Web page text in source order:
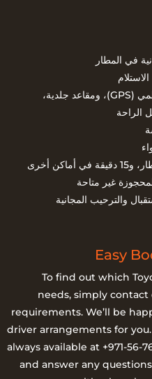
في المطار
مجهزة بنظام تحديد المواقع العالمي (GPS)، ومقاعد جلدية،
الراحة
غير متاحة
والترحيب المجانية
Easy
To find out which
needs, simply
requirements. We’ll be
driver arrangements for
always available at +971-56-
and answer any